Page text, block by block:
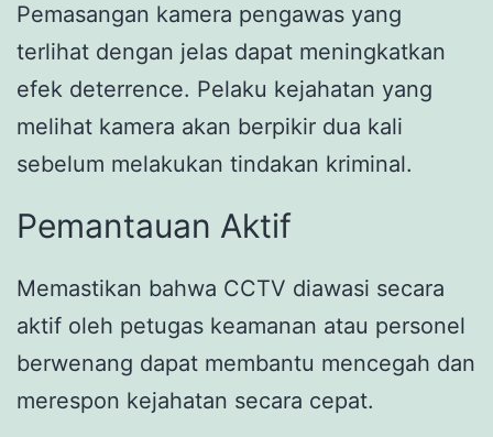
Pemasangan kamera pengawas yang
terlihat dengan jelas dapat meningkatkan
efek deterrence. Pelaku kejahatan yang
melihat kamera akan berpikir dua kali
sebelum melakukan tindakan kriminal.
Pemantauan Aktif
Memastikan bahwa CCTV diawasi secara
aktif oleh petugas keamanan atau personel
berwenang dapat membantu mencegah dan
merespon kejahatan secara cepat.